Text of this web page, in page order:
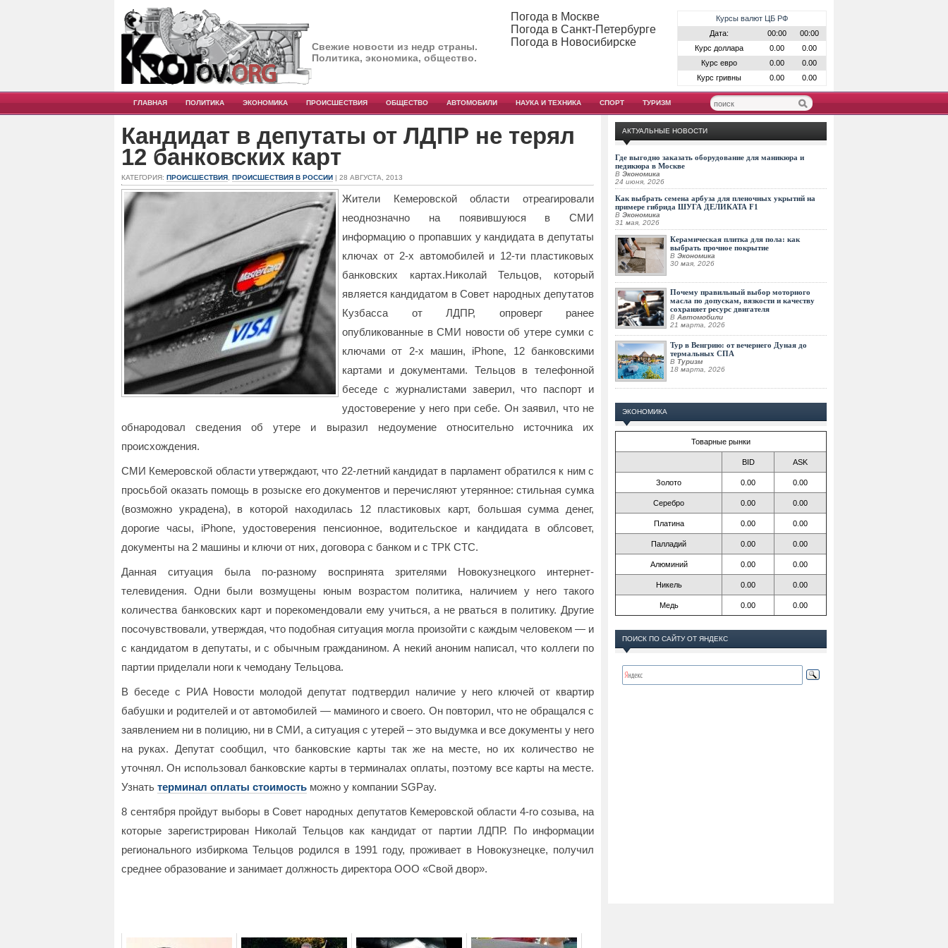
Свежие новости из недр страны.
Политика, экономика, общество.
Курсы валют ЦБ РФ
Дата:
00:00
00:00
Курс доллара
0.00
0.00
Курс евро
0.00
0.00
Курс гривны
0.00 0.00
Погода в Москве
Погода в Санкт-Петербурге
Погода в Новосибирске
ГЛАВНАЯ ПОЛИТИКА ЭКОНОМИКА ПРОИСШЕСТВИЯ ОБЩЕСТВО АВТОМОБИЛИ НАУКА И ТЕХНИКА СПОРТ ТУРИЗМ
Кандидат в депутаты от ЛДПР не терял
12 банковских карт
КАТЕГОРИЯ: ПРОИСШЕСТВИЯ ПРОИСШЕСТВИЯ В РОССИИ | 28 АВГУСТА, 2013
Жители Кемеровской области отреагировали
неоднозначно на появившуюся в СМИ
информацию о пропавших у кандидата в депутаты
ключах от 2-х автомобилей и 12-ти пластиковых
банковских картах.Николай Тельцов, который
является кандидатом в Совет народных депутатов
Кузбасса от ЛДПР, опроверг ранее
опубликованные в СМИ новости об утере сумки с
ключами от 2-х машин, iPhone, 12 банковскими
картами и документами. Тельцов в телефонной
беседе с журналистами заверил, что паспорт и
удостоверение у него при себе. Он заявил, что не
обнародовал сведения об утере и выразил недоумение относительно источника их
происхождения.
СМИ Кемеровской области утверждают, что 22-летний кандидат в парламент обратился к ним с
просьбой оказать помощь в розыске его документов и перечисляют утерянное: стильная сумка
(возможно украдена), в которой находилась 12 пластиковых карт, большая сумма денег,
дорогие часы, iPhone, удостоверения пенсионное, водительское и кандидата в облсовет,
документы на 2 машины и ключи от них, договора с банком и с ТРК СТС.
Данная ситуация была по-разному воспринята зрителями Новокузнецкого интернет-
телевидения. Одни были возмущены юным возрастом политика, наличием у него такого
количества банковских карт и порекомендовали ему учиться, а не рваться в политику. Другие
посочувствовали, утверждая, что подобная ситуация могла произойти с каждым человеком — и
с кандидатом в депутаты, и с обычным гражданином. А некий аноним написал, что коллеги по
партии приделали ноги к чемодану Тельцова.
В беседе с РИА Новости молодой депутат подтвердил наличие у него ключей от квартир
бабушки и родителей и от автомобилей — маминого и своего. Он повторил, что не обращался с
заявлением ни в полицию, ни в СМИ, а ситуация с утерей – это выдумка и все документы у него
на руках. Депутат сообщил, что банковские карты так же на месте, но их количество не
уточнял. Он использовал банковские карты в терминалах оплаты, поэтому все карты на месте.
Узнать терминал оплаты стоимость можно у компании SGPay.
8 сентября пройдут выборы в Совет народных депутатов Кемеровской области 4-го созыва, на
которые зарегистрирован Николай Тельцов как кандидат от партии ЛДПР. По информации
регионального избиркома Тельцов родился в 1991 году, проживает в Новокузнецке, получил
среднее образование и занимает должность директора ООО «Свой двор».
АКТУАЛЬНЫЕ НОВОСТИ
Где выгодно заказать оборудование для маникюра и
педикюра в Москве
В Экономика
24 июня, 2026
Как выбрать семена арбуза для пленочных укрытий на
примере гибрида ШУГА ДЕЛИКАТА F1
В Экономика
31 мая, 2026
Керамическая плитка для пола: как
выбрать прочное покрытие
В Экономика
30 мая, 2026
Почему правильный выбор моторного
масла по допускам, вязкости и качеству
сохраняет ресурс двигателя
В Автомобили
21 марта, 2026
Тур в Венгрию: от вечернего Дуная до
термальных СПА
В Туризм
18 марта, 2026
ЭКОНОМИКА
Товарные рынки
BID ASK
Золото 0.00 0.00
Серебро 0.00 0.00
Платина 0.00 0.00
Палладий 0.00 0.00
Алюминий 0.00 0.00
Никель 0.00 0.00
Медь 0.00 0.00
ПОИСК ПО САЙТУ ОТ ЯНДЕКС